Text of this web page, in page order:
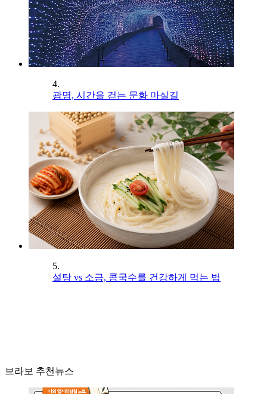
4.
광명, 시간을 걷는 문화 마실길
5.
설탕 vs 소금, 콩국수를 건강하게 먹는 법
브라보 추천뉴스